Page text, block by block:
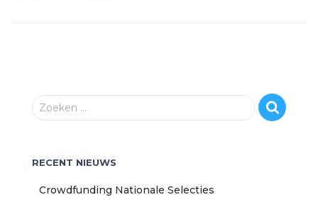
Z
e
Zoeken …
RECENT NIEUWS
Crowdfunding Nationale Selecties